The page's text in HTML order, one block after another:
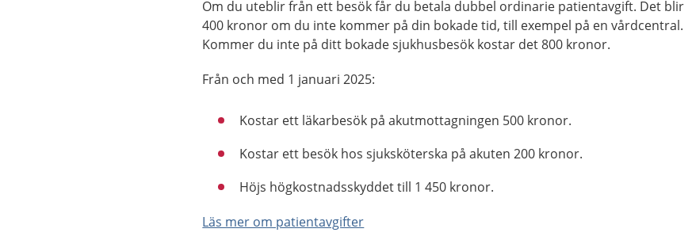
Om du uteblir från ett besök får du betala dubbel ordinarie patientavgift. Det blir
400 kronor om du inte kommer på din bokade tid, till exempel på en vårdcentral.
Kommer du inte på ditt bokade sjukhusbesök kostar det 800 kronor.
Från och med 1 januari 2025:
Kostar ett läkarbesök på akutmottagningen 500 kronor.
Kostar ett besök hos sjuksköterska på akuten 200 kronor.
Höjs högkostnadsskyddet till 1 450 kronor.
Läs mer om patientavgifter